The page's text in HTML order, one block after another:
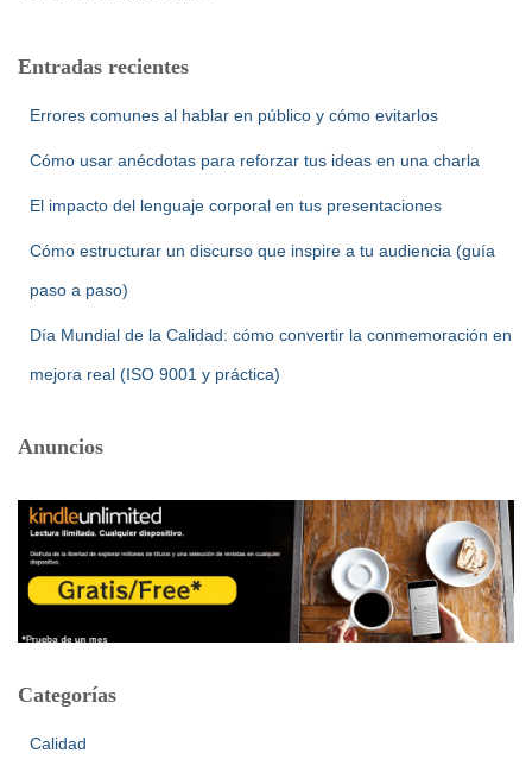
Entradas recientes
Errores comunes al hablar en público y cómo evitarlos
Cómo usar anécdotas para reforzar tus ideas en una charla
El impacto del lenguaje corporal en tus presentaciones
Cómo estructurar un discurso que inspire a tu audiencia (guía
paso a paso)
Día Mundial de la Calidad: cómo convertir la conmemoración en
mejora real (ISO 9001 y práctica)
Anuncios
Categorías
Calidad